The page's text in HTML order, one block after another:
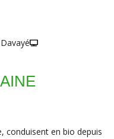
conduisent en bio depuis